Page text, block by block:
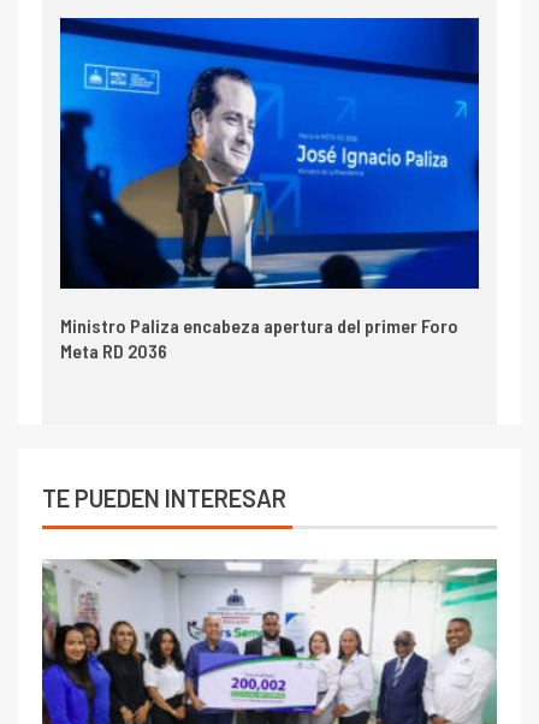
Ministro Paliza encabeza apertura del primer Foro
Meta RD 2036
TE PUEDEN INTERESAR